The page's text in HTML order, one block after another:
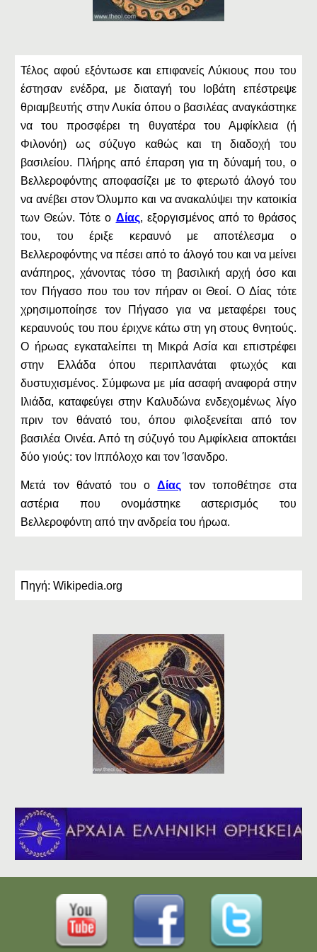
Τέλος αφού εξόντωσε και επιφανείς Λύκιους που του
έστησαν ενέδρα, με διαταγή του Ιοβάτη επέστρεψε
θριαμβευτής στην Λυκία όπου ο βασιλέας αναγκάστηκε
να του προσφέρει τη θυγατέρα του Αμφίκλεια (ή
Φιλονόη) ως σύζυγο καθώς και τη διαδοχή του
βασιλείου. Πλήρης από έπαρση για τη δύναμή του, ο
Βελλεροφόντης αποφασίζει με το φτερωτό άλογό του
να ανέβει στον Όλυμπο και να ανακαλύψει την κατοικία
των Θεών. Τότε ο Δίας, εξοργισμένος από το θράσος
του, του έριξε κεραυνό με αποτέλεσμα ο
Βελλεροφόντης να πέσει από το άλογό του και να μείνει
ανάπηρος, χάνοντας τόσο τη βασιλική αρχή όσο και
τον Πήγασο που του τον πήραν οι Θεοί. Ο Δίας τότε
χρησιμοποίησε τον Πήγασο για να μεταφέρει τους
κεραυνούς του που έριχνε κάτω στη γη στους θνητούς.
Ο ήρωας εγκαταλείπει τη Μικρά Ασία και επιστρέφει
στην Ελλάδα όπου περιπλανάται φτωχός και
δυστυχισμένος. Σύμφωνα με μία ασαφή αναφορά στην
Ιλιάδα, καταφεύγει στην Καλυδώνα ενδεχομένως λίγο
πριν τον θάνατό του, όπου φιλοξενείται από τον
βασιλέα Οινέα. Από τη σύζυγό του Αμφίκλεια αποκτάει
δύο γιούς: τον Ιππόλοχο και τον Ίσανδρο.
Μετά τον θάνατό του οΔίας τον τοποθέτησε στα
αστέρια που ονομάστηκε αστερισμός του
Βελλεροφόντη από την ανδρεία του ήρωα.
Πηγή: Wikipedia.org